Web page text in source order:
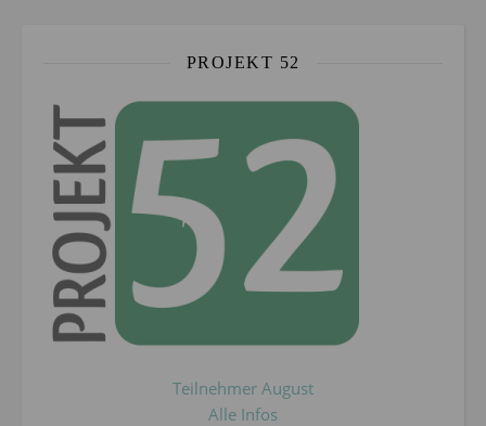
PROJEKT 52
Teilnehmer August
Alle Infos